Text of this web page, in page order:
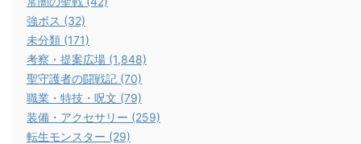
強ボス (32)
未分類 (171)
考察・提案広場 (1,848)
聖守護者の闘戦記 (70)
職業・特技・呪文 (79)
装備・アクセサリー (259)
転生モンスター (29)